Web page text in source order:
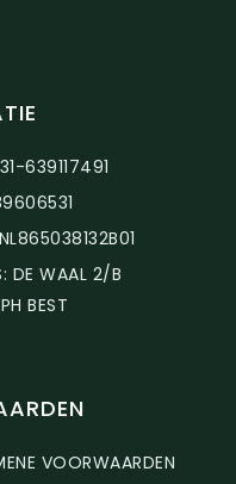
639117491
DE WAAL 2/B
BEST
VOORWAARDEN